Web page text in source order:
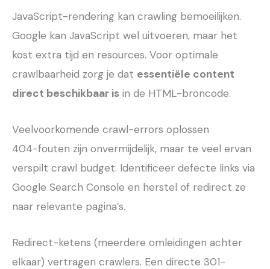
JavaScript-rendering kan crawling bemoeilijken.
Google kan JavaScript wel uitvoeren, maar het
kost extra tijd en resources. Voor optimale
crawlbaarheid zorg je dat essentiële content
direct beschikbaar is in de HTML-broncode.
Veelvoorkomende crawl-errors oplossen
404-fouten zijn onvermijdelijk, maar te veel ervan
verspilt crawl budget. Identificeer defecte links via
Google Search Console en herstel of redirect ze
naar relevante pagina’s.
Redirect-ketens (meerdere omleidingen achter
elkaar) vertragen crawlers. Een directe 301-